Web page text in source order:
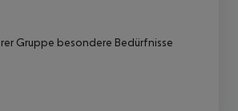
Gruppe besondere Bedürfnisse